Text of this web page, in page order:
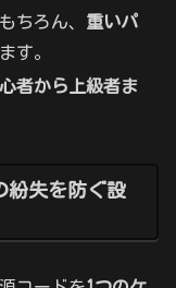
ちろん、 重いパ
す。
者から上級者ま
紛失を防ぐ設